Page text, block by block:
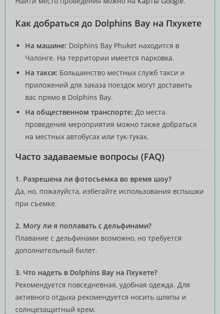
Как добраться до Dolphins Bay на Пхукете
На машине: Dolphins Bay Phuket находится в
Чалонге. На территории имеется парковка.
На такси: Большинство местных служб такси и
приложений для заказа поездок могут доставить
вас прямо в Dolphins Bay.
На общественном транспорте: До места
проведения мероприятия можно также добраться
на местных автобусах или тук-туках.
Часто задаваемые вопросы (FAQ)
1. Разрешена ли фотосъемка во время шоу?
Да, но, пожалуйста, избегайте использования вспышки
при съемке.
2. Могу ли я поплавать с дельфинами?
Плавание с дельфинами возможно, но требуется
дополнительный билет.
3. Что надеть в Dolphins Bay на Пхукете?
Рекомендуется повседневная, удобная одежда. Для
активного отдыха рекомендуется носить шляпы и
солнцезащитный крем.